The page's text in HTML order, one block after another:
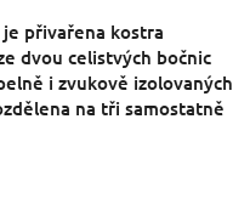
přivařena kostra
dvou celistvých bočnic
i zvukově izolovaných
na tři samostatně